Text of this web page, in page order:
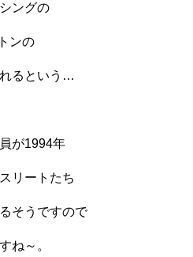
ングの
ンの
るという…
が1994年
リートたち
そうですので
ね～。